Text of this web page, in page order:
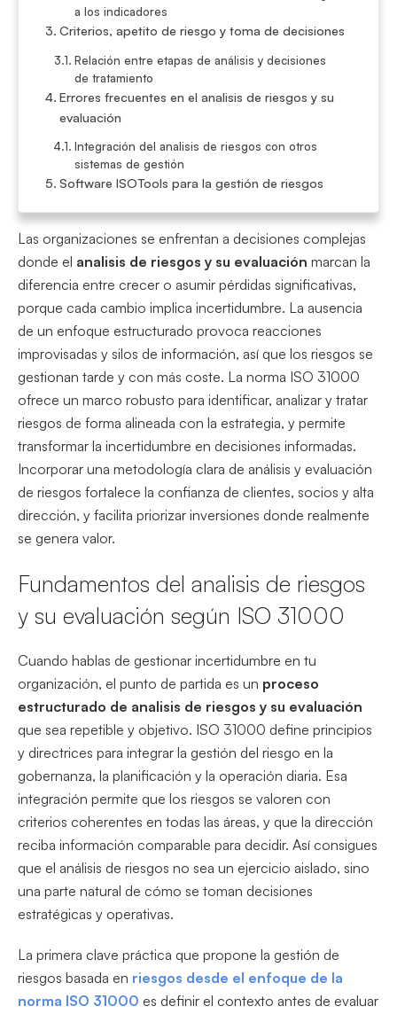
a los indicadores
Criterios, apetito de riesgo y toma de decisiones
Relación entre etapas de análisis y decisiones
de tratamiento
Errores frecuentes en el analisis de riesgos y su
evaluación
Integración del analisis de riesgos con otros
sistemas de gestión
Software ISOTools para la gestión de riesgos
Las organizaciones se enfrentan a decisiones complejas
donde el analisis de riesgos y su evaluación marcan la
diferencia entre crecer o asumir pérdidas significativas,
porque cada cambio implica incertidumbre. La ausencia
de un enfoque estructurado provoca reacciones
improvisadas y silos de información, así que los riesgos se
gestionan tarde y con más coste. La norma ISO 31000
ofrece un marco robusto para identificar, analizar y tratar
riesgos de forma alineada con la estrategia, y permite
transformar la incertidumbre en decisiones informadas.
Incorporar una metodología clara de análisis y evaluación
de riesgos fortalece la confianza de clientes, socios y alta
dirección, y facilita priorizar inversiones donde realmente
se genera valor.
Fundamentos del analisis de riesgos
y su evaluación según ISO 31000
Cuando hablas de gestionar incertidumbre en tu
organización, el punto de partida es un proceso
estructurado de analisis de riesgos y su evaluación
que sea repetible y objetivo. ISO 31000 define principios
y directrices para integrar la gestión del riesgo en la
gobernanza, la planificación y la operación diaria. Esa
integración permite que los riesgos se valoren con
criterios coherentes en todas las áreas, y que la dirección
reciba información comparable para decidir. Así consigues
que el análisis de riesgos no sea un ejercicio aislado, sino
una parte natural de cómo se toman decisiones
estratégicas y operativas.
La primera clave práctica que propone la gestión de
riesgos basada en riesgos desde el enfoque de la
norma ISO 31000 es definir el contexto antes de evaluar